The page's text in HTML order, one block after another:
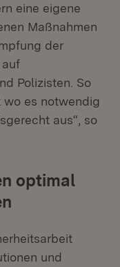
eine eigene
Maßnahmen
der
Polizisten. So
wo es notwendig
aus“, so
optimal
und